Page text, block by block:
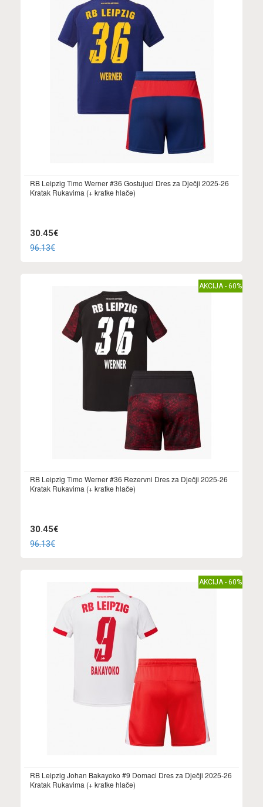
RB Leipzig Timo Werner #36 Gostujuci Dres za Dječji 2025-26
Kratak Rukavima (+ kratke hlače)
30.45€
96.13€
AKCIJA - 60%
RB Leipzig Timo Werner #36 Rezervni Dres za Dječji 2025-26
Kratak Rukavima (+ kratke hlače)
30.45€
96.13€
AKCIJA - 60%
RB Leipzig Johan Bakayoko #9 Domaci Dres za Dječji 2025-26
Kratak Rukavima (+ kratke hlače)